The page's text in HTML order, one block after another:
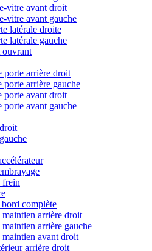
vitre avant droit
vitre avant gauche
latérale droite
latérale gauche
porte arrière droit
porte arrière gauche
porte avant droit
porte avant gauche
frein
complète
maintien arrière droit
maintien arrière gauche
maintien avant droit
arrière droit